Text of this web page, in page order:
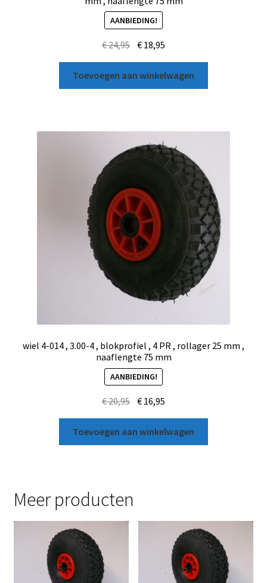
AANBIEDING!
€24,95 € 18,95
Toevoegen aan winkelwagen
wiel 4-014 , 3.00-4 , blokprofiel , 4 PR , rollager 25 mm ,
naaflengte 75 mm
AANBIEDING!
€20,95 € 16,95
Toevoegen aan winkelwagen
Meer producten